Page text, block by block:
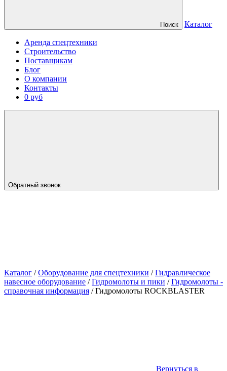
Поиск Каталог
Аренда спецтехники
Строительство
Поставщикам
Блог
О компании
Контакты
0 руб
Обратный звонок
Каталог /Оборудование для спецтехники /Гидравлическое
навесное оборудование /Гидромолоты и пики /Гидромолоты -
справочная информация /Гидромолоты ROCKBLASTER
Вернуться в